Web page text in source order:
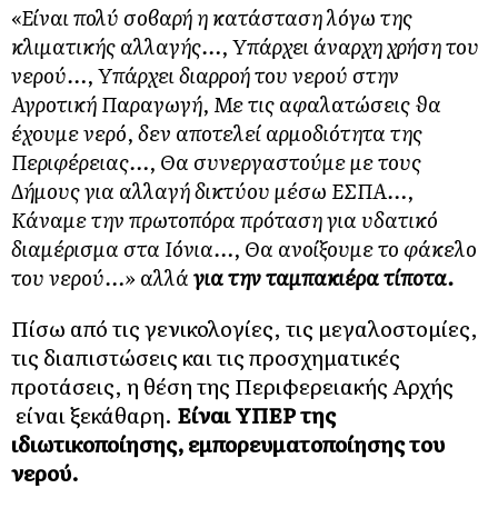
«Είναι πολύ σοβαρή η κατάσταση λόγω της
κλιματικής αλλαγής…, Υπάρχει άναρχη χρήση του
νερού…, Υπάρχει διαρροή του νερού στην
Αγροτική Παραγωγή, Με τις αφαλατώσεις θα
έχουμε νερό, δεν αποτελεί αρμοδιότητα της
Περιφέρειας…, Θα συνεργαστούμε με τους
Δήμους για αλλαγή δικτύου μέσω ΕΣΠΑ…,
Κάναμε την πρωτοπόρα πρόταση για υδατικό
διαμέρισμα στα Ιόνια…, Θα ανοίξουμε το φάκελο
του νερού…» αλλάγια την ταμπακιέρατίποτα.
Πίσω από τις γενικολογίες, τις μεγαλοστομίες,
τις διαπιστώσεις και τις προσχηματικές
προτάσεις, η θέση της Περιφερειακής Αρχής
είναι ξεκάθαρη. Είναι ΥΠΕΡ της
ιδιωτικοποίησης, εμπορευματοποίησης του
νερού.